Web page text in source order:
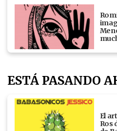
ESTÁ PASANDO
El
Ros